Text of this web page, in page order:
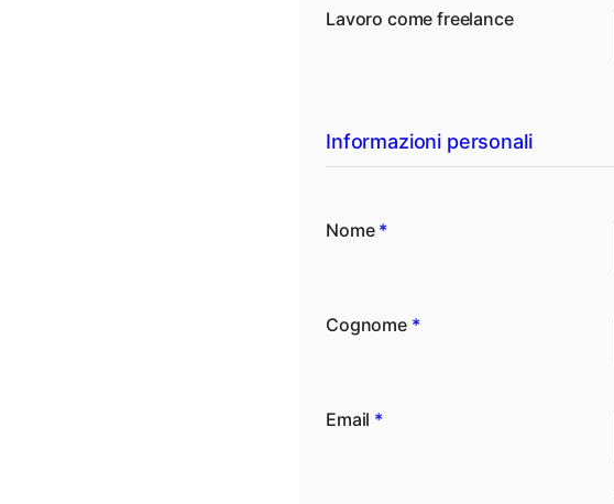
Lavoro come freelance
Informazioni personali
Nome *
Cognome *
Email *